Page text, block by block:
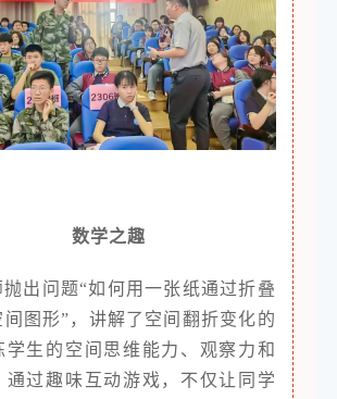
数学之趣
抛出问题“如何用一张纸通过折叠
图形”，讲解了空间翻折变化的
学生的空间思维能力、观察力和
通过趣味互动游戏，不仅让同学